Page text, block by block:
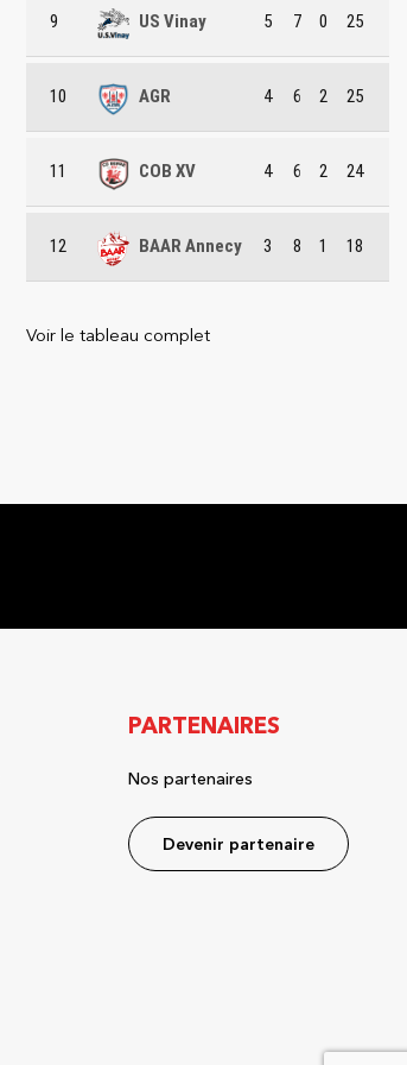
9 US Vinay 5 7 0 25
10 AGR 4 6 2 25
11 COB XV 4 6 2 24
12 BAAR Annecy 3 8 1 18
Voir le tableau complet
PARTENAIRES
Nos partenaires
Devenir partenaire